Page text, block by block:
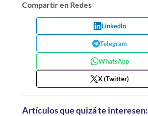
Compartir en Redes
LinkedIn
Telegram
WhatsApp
X (Twitter)
Artículos que quizá te interesen: